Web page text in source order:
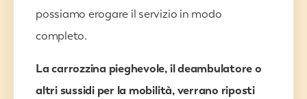
possiamo erogare il servizio in modo
completo.
La carrozzina pieghevole, il deambulatore o
altri sussidi per la mobilità, verrano riposti